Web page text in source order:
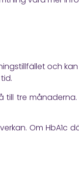
och
till tre månaderna.
Om HbA1c